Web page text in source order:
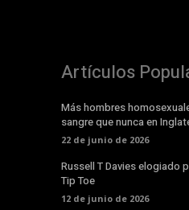
Artículos
Más hombres
sangre que nunca en
22 de junio de 2026
Russell T Davies elogiado
Tip Toe
12 de junio de 2026